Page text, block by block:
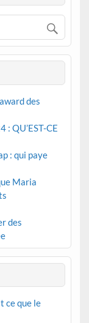
des
: QU’EST-CE
: qui paye
Maria
des
ce que le